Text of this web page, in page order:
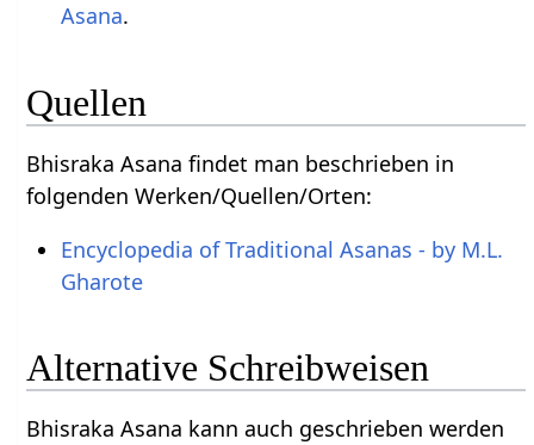
Asana.
Quellen
Bhisraka Asana findet man beschrieben in
folgenden Werken/Quellen/Orten:
Encyclopedia of Traditional Asanas - by M.L.
Gharote
Alternative Schreibweisen
Bhisraka Asana kann auch geschrieben werden